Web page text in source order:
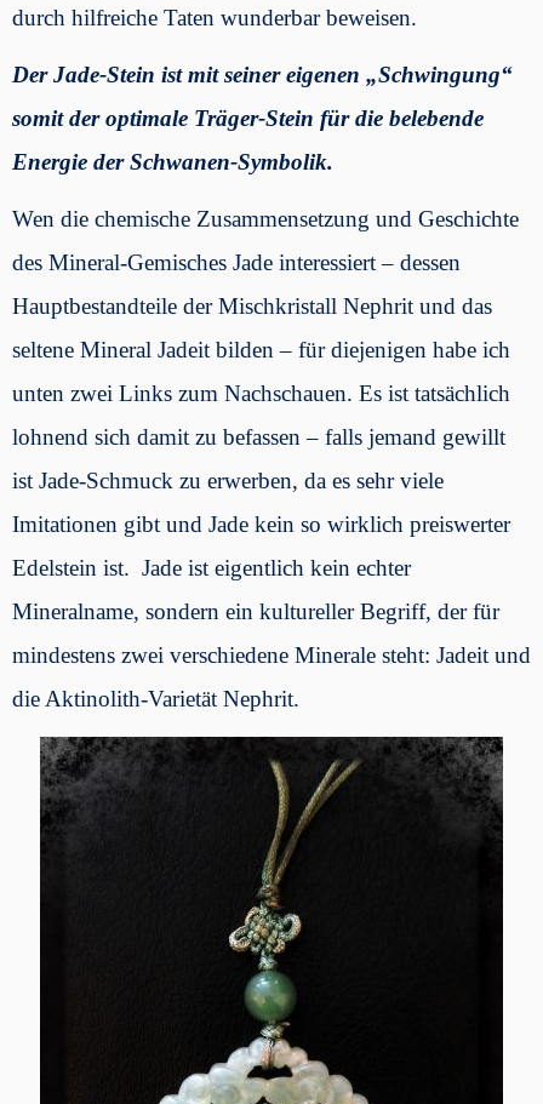
durch hilfreiche Taten wunderbar beweisen.
Der Jade-Stein ist mit seiner eigenen „Schwingung“
somit der optimale Träger-Stein für die belebende
Energie der Schwanen-Symbolik.
Wen die chemische Zusammensetzung und Geschichte
des Mineral-Gemisches Jade interessiert – dessen
Hauptbestandteile der Mischkristall Nephrit und das
seltene Mineral Jadeit bilden – für diejenigen habe ich
unten zwei Links zum Nachschauen. Es ist tatsächlich
lohnend sich damit zu befassen – falls jemand gewillt
ist Jade-Schmuck zu erwerben, da es sehr viele
Imitationen gibt und Jade kein so wirklich preiswerter
Edelstein ist. Jade ist eigentlich kein echter
Mineralname, sondern ein kultureller Begriff, der für
mindestens zwei verschiedene Minerale steht: Jadeit und
die Aktinolith-Varietät Nephrit.